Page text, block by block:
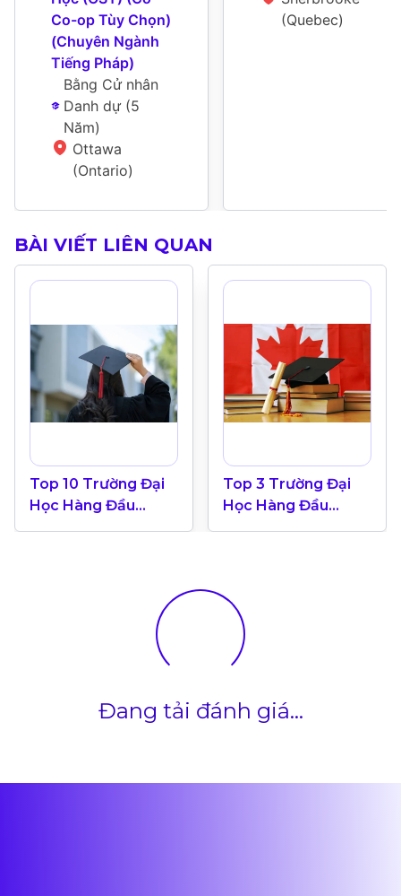
Co-op Tùy Chọn)
(Chuyên Ngành
Tiếng Pháp)
Bằng Cử nhân
Danh dự (5
Năm)
Ottawa
(Ontario)
(Quebec)
BÀI VIẾT LIÊN QUAN
Top 10 Trường Đại
Học Hàng Đầu
Canada 2024
Top 3 Trường Đại
Học Hàng Đầu
Canada Theo Bảng
Đang tải đánh giá...